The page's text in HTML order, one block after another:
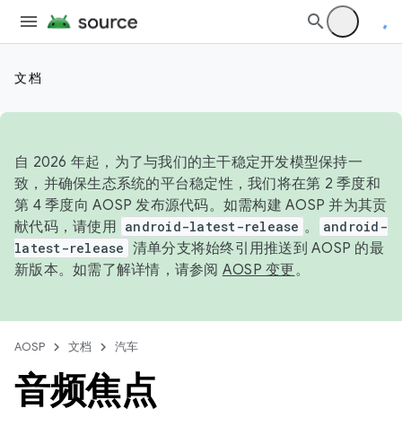
文档
自 2026 年起，为了与我们的主干稳定开发模型保持一
致，并确保生态系统的平台稳定性，我们将在第 2 季度和
第 4 季度向 AOSP 发布源代码。如需构建 AOSP 并为其贡
献代码，请使用 android-latest-release 。
android-
latest-release 清单分支将始终引用推送到 AOSP 的最
新版本。如需了解详情，请参阅 AOSP 变更。
AOSP 文档 汽车
音频焦点